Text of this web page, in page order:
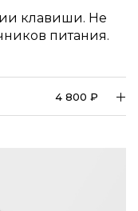
клавиши. Не
питания.
4 800 ₽